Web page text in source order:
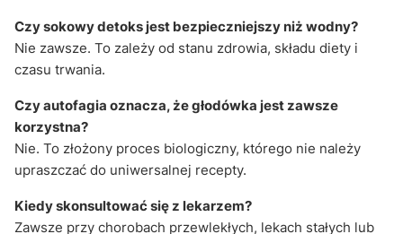
Czy sokowy detoks jest bezpieczniejszy niż wodny?
Nie zawsze. To zależy od stanu zdrowia, składu diety i
czasu trwania.
Czy autofagia oznacza, że głodówka jest zawsze
korzystna?
Nie. To złożony proces biologiczny, którego nie należy
upraszczać do uniwersalnej recepty.
Kiedy skonsultować się z lekarzem?
Zawsze przy chorobach przewlekłych, lekach stałych lub